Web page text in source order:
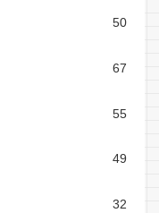
50
67
55
49
32